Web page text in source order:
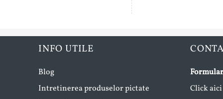
INFO UTILE
Blog
Intretinerea produselor pictate
Click aici